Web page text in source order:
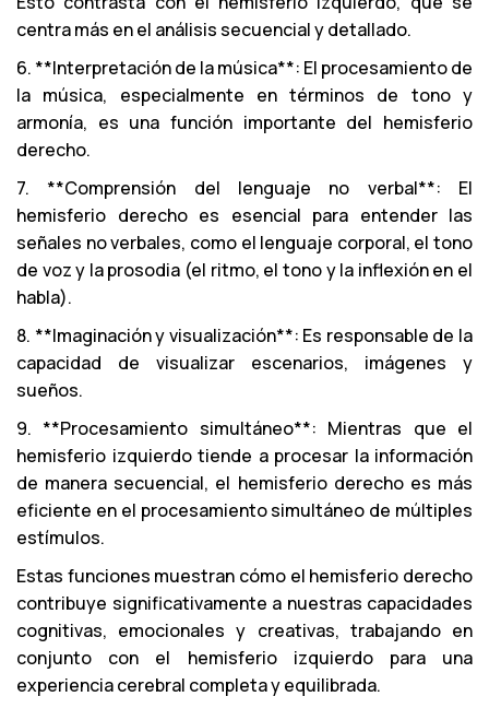
centra más en el análisis secuencial y detallado.
6. **Interpretación de la música**: El procesamiento de
la música, especialmente en términos de tono y
armonía, es una función importante del hemisferio
derecho.
7. **Comprensión del lenguaje no verbal**: El
hemisferio derecho es esencial para entender las
señales no verbales, como el lenguaje corporal, el tono
de voz y la prosodia (el ritmo, el tono y la inflexión en el
habla).
8. **Imaginación y visualización**: Es responsable de la
capacidad de visualizar escenarios, imágenes y
sueños.
9. **Procesamiento simultáneo**: Mientras que el
hemisferio izquierdo tiende a procesar la información
de manera secuencial, el hemisferio derecho es más
eficiente en el procesamiento simultáneo de múltiples
estímulos.
Estas funciones muestran cómo el hemisferio derecho
contribuye significativamente a nuestras capacidades
cognitivas, emocionales y creativas, trabajando en
conjunto con el hemisferio izquierdo para una
experiencia cerebral completa y equilibrada.